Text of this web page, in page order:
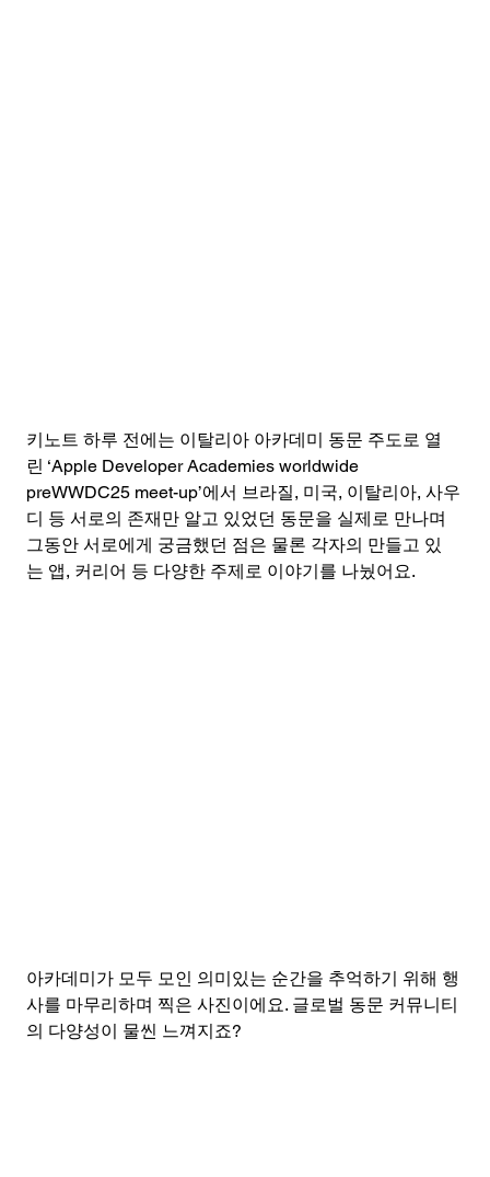
키노트 하루 전에는 이탈리아 아카데미 동문 주도로 열
린 ‘Apple Developer Academies worldwide
preWWDC25 meet-up’에서 브라질, 미국, 이탈리아, 사우
디 등 서로의 존재만 알고 있었던 동문을 실제로 만나며
그동안 서로에게 궁금했던 점은 물론 각자의 만들고 있
는 앱, 커리어 등 다양한 주제로 이야기를 나눴어요.
아카데미가 모두 모인 의미있는 순간을 추억하기 위해 행
사를 마무리하며 찍은 사진이에요. 글로벌 동문 커뮤니티
의 다양성이 물씬 느껴지죠?